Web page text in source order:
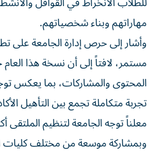
مهاراتهم وبناء شخصياتهم.
وأشار إلى حرص إدارة الجامعة على
مستمر، لافتاً إلى أن نسخة هذا
المحتوى والمشاركات، بما يعكس
تجربة متكاملة تجمع بين التأهيل
معلناً توجه الجامعة لتنظيم الملتقى
وبمشاركة موسعة من مختلف كليات